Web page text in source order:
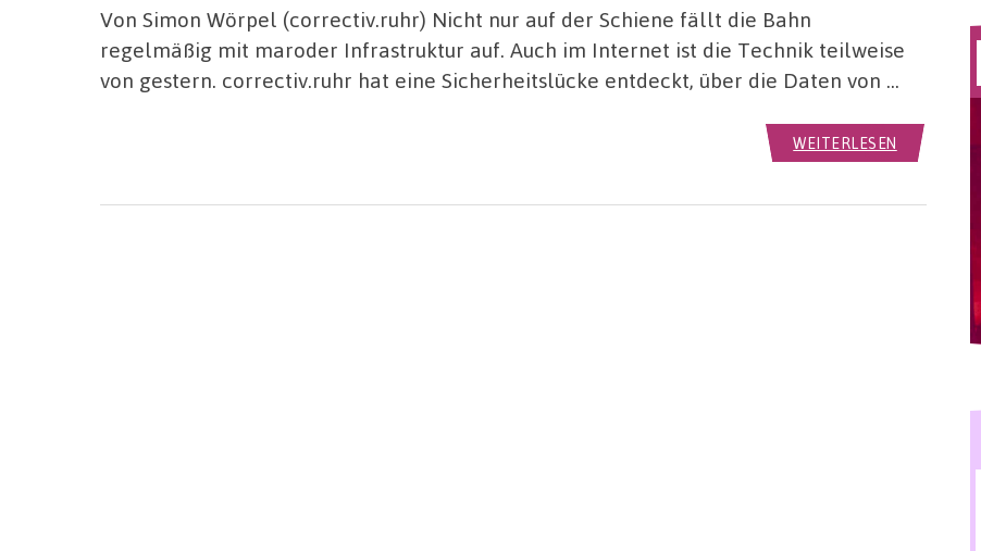
Von Simon Wörpel (correctiv.ruhr) Nicht nur auf der Schiene fällt die Bahn
regelmäßig mit maroder Infrastruktur auf. Auch im Internet ist die Technik teilweise
von gestern. correctiv.ruhr hat eine Sicherheitslücke entdeckt, über die Daten von …
WEITERLESEN